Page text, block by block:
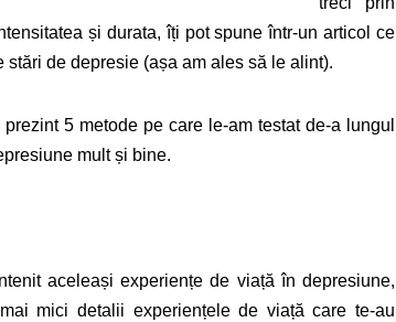
și durata, îți pot spune într-un articol ce
de depresie (așa am ales să le alint).
5 metode pe care le-am testat de-a lungul
mult și bine.
aceleași experiențe de viață în depresiune,
mici detalii experiențele de viață care te-au